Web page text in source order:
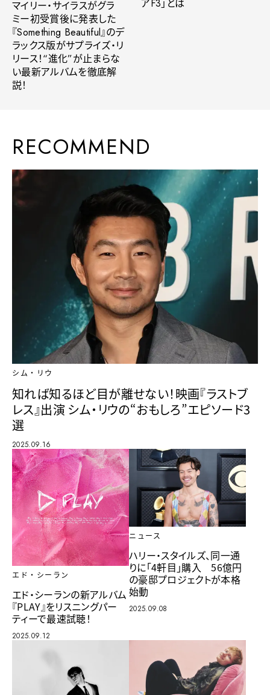
マイリー・サイラスがグラ
ミー初受賞後に発表した
『Something Beautiful』のデ
ラックス版がサプライズ・リ
リース！“進化”が止まらな
い最新アルバムを徹底解
説！
アF3」とは
RECOMMEND
シム・リウ
知れば知るほど目が離せない！映画『ラストブ
レス』出演 シム・リウの“おもしろ”エピソード3
選
2025.09.16
エド・シーラン
エド・シーランの新アルバム
『PLAY』をリスニングパー
ティーで最速試聴！
2025.09.12
ニュース
ハリー・スタイルズ、同一通
りに「4軒目」購入 56億円
の豪邸プロジェクトが本格
始動
2025.09.08